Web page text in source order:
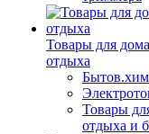
Товары для
отдыха
Товары
отдыха и